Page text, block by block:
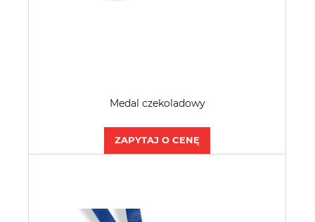
Medal czekoladowy
ZAPYTAJ O CENĘ